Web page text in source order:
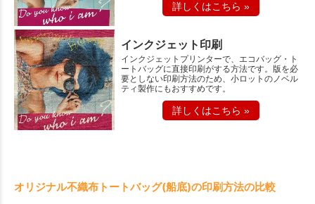
詳しくはこちら »
インクジェット印刷
インクジェットプリンターで、エコバッグ・ト
ートバッグに直接印刷がする方法です。版を必
要としない印刷方法のため、小ロットのノベル
ティ製作にもおすすめです。
詳しくはこちら »
オリジナル不織布トートバッグ(船底)の印刷方法の比較